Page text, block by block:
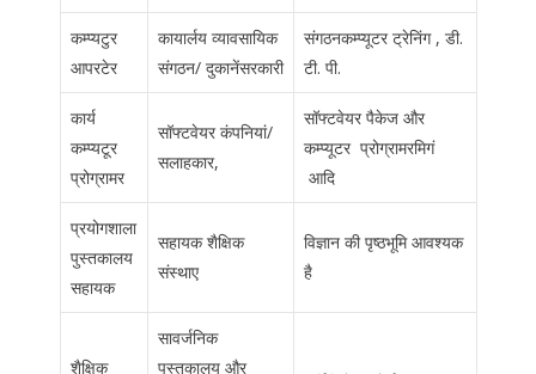
कम्प्यटुर
आपरटेर
कायार्लय व्यावसायिक
संगठन/ दुकानेंसरकारी
संगठनकम्प्यूटर ट्रेनिंग , डी.
टी. पी.
कार्य
कम्प्यटूर
प्रोग्रामर
सॉफ्टवेयर कंपनियां/
सलाहकार,
सॉफ्टवेयर पैकेज और
कम्प्यूटर प्रोग्रामरमिगं
आदि
प्रयोगशाला
पुस्तकालय
सहायक
सहायक शैक्षिक
संस्थाए
विज्ञान की पृष्ठभूमि आवश्यक
है
शैक्षिक
सावर्जनिक
पुस्तकालय और